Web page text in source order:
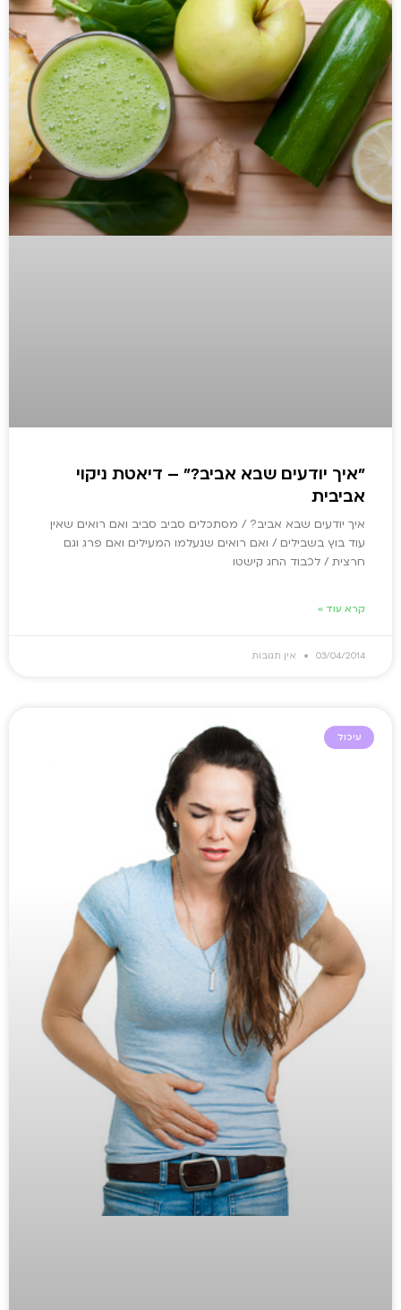
"איך יודעים שבא אביב?" – דיאטת ניקוי
אביבית
איך יודעים שבא אביב? / מסתכלים סביב סביב ואם רואים שאין
עוד בוץ בשבילים / ואם רואים שנעלמו המעילים ואם פרג וגם
חרצית / לכבוד החג קישטו
קרא עוד »
03/04/2014 אין תגובות
עיכול